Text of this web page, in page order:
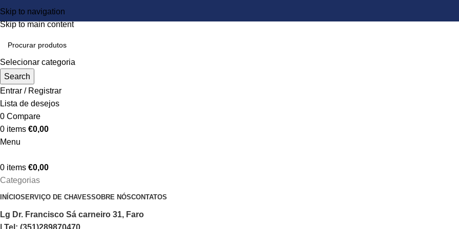
Skip to navigation
Skip to main content
Selecionar categoria
Search
Entrar / Registrar
Lista de desejos
0 Compare
0 items €0,00
Menu
0 items €0,00
Categorias
INÍCIOSERVIÇO DE CHAVESSOBRE NÓSCONTATOS
Lg Dr. Francisco Sá carneiro 31, Faro
| Tel: (351)289870470